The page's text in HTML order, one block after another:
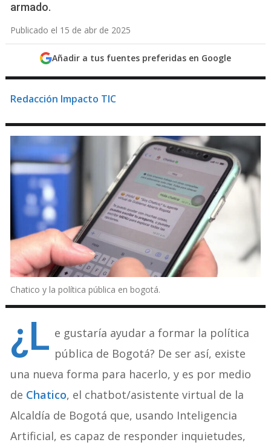
armado.
Publicado el 15 de abr de 2025
Añadir a tus fuentes preferidas en Google
Redacción Impacto TIC
Chatico y la política pública en bogotá.
¿L e gustaría ayudar a formar la política
pública de Bogotá? De ser así, existe
una nueva forma para hacerlo, y es por medio
de Chatico, el chatbot/asistente virtual de la
Alcaldía de Bogotá que, usando Inteligencia
Artificial, es capaz de responder inquietudes,